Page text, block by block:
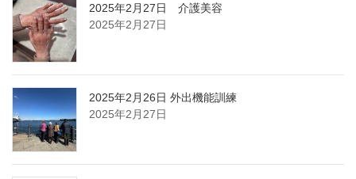
2025年2月27日 介護美容
2025年2月27日
2025年2月26日 外出機能訓練
2025年2月27日